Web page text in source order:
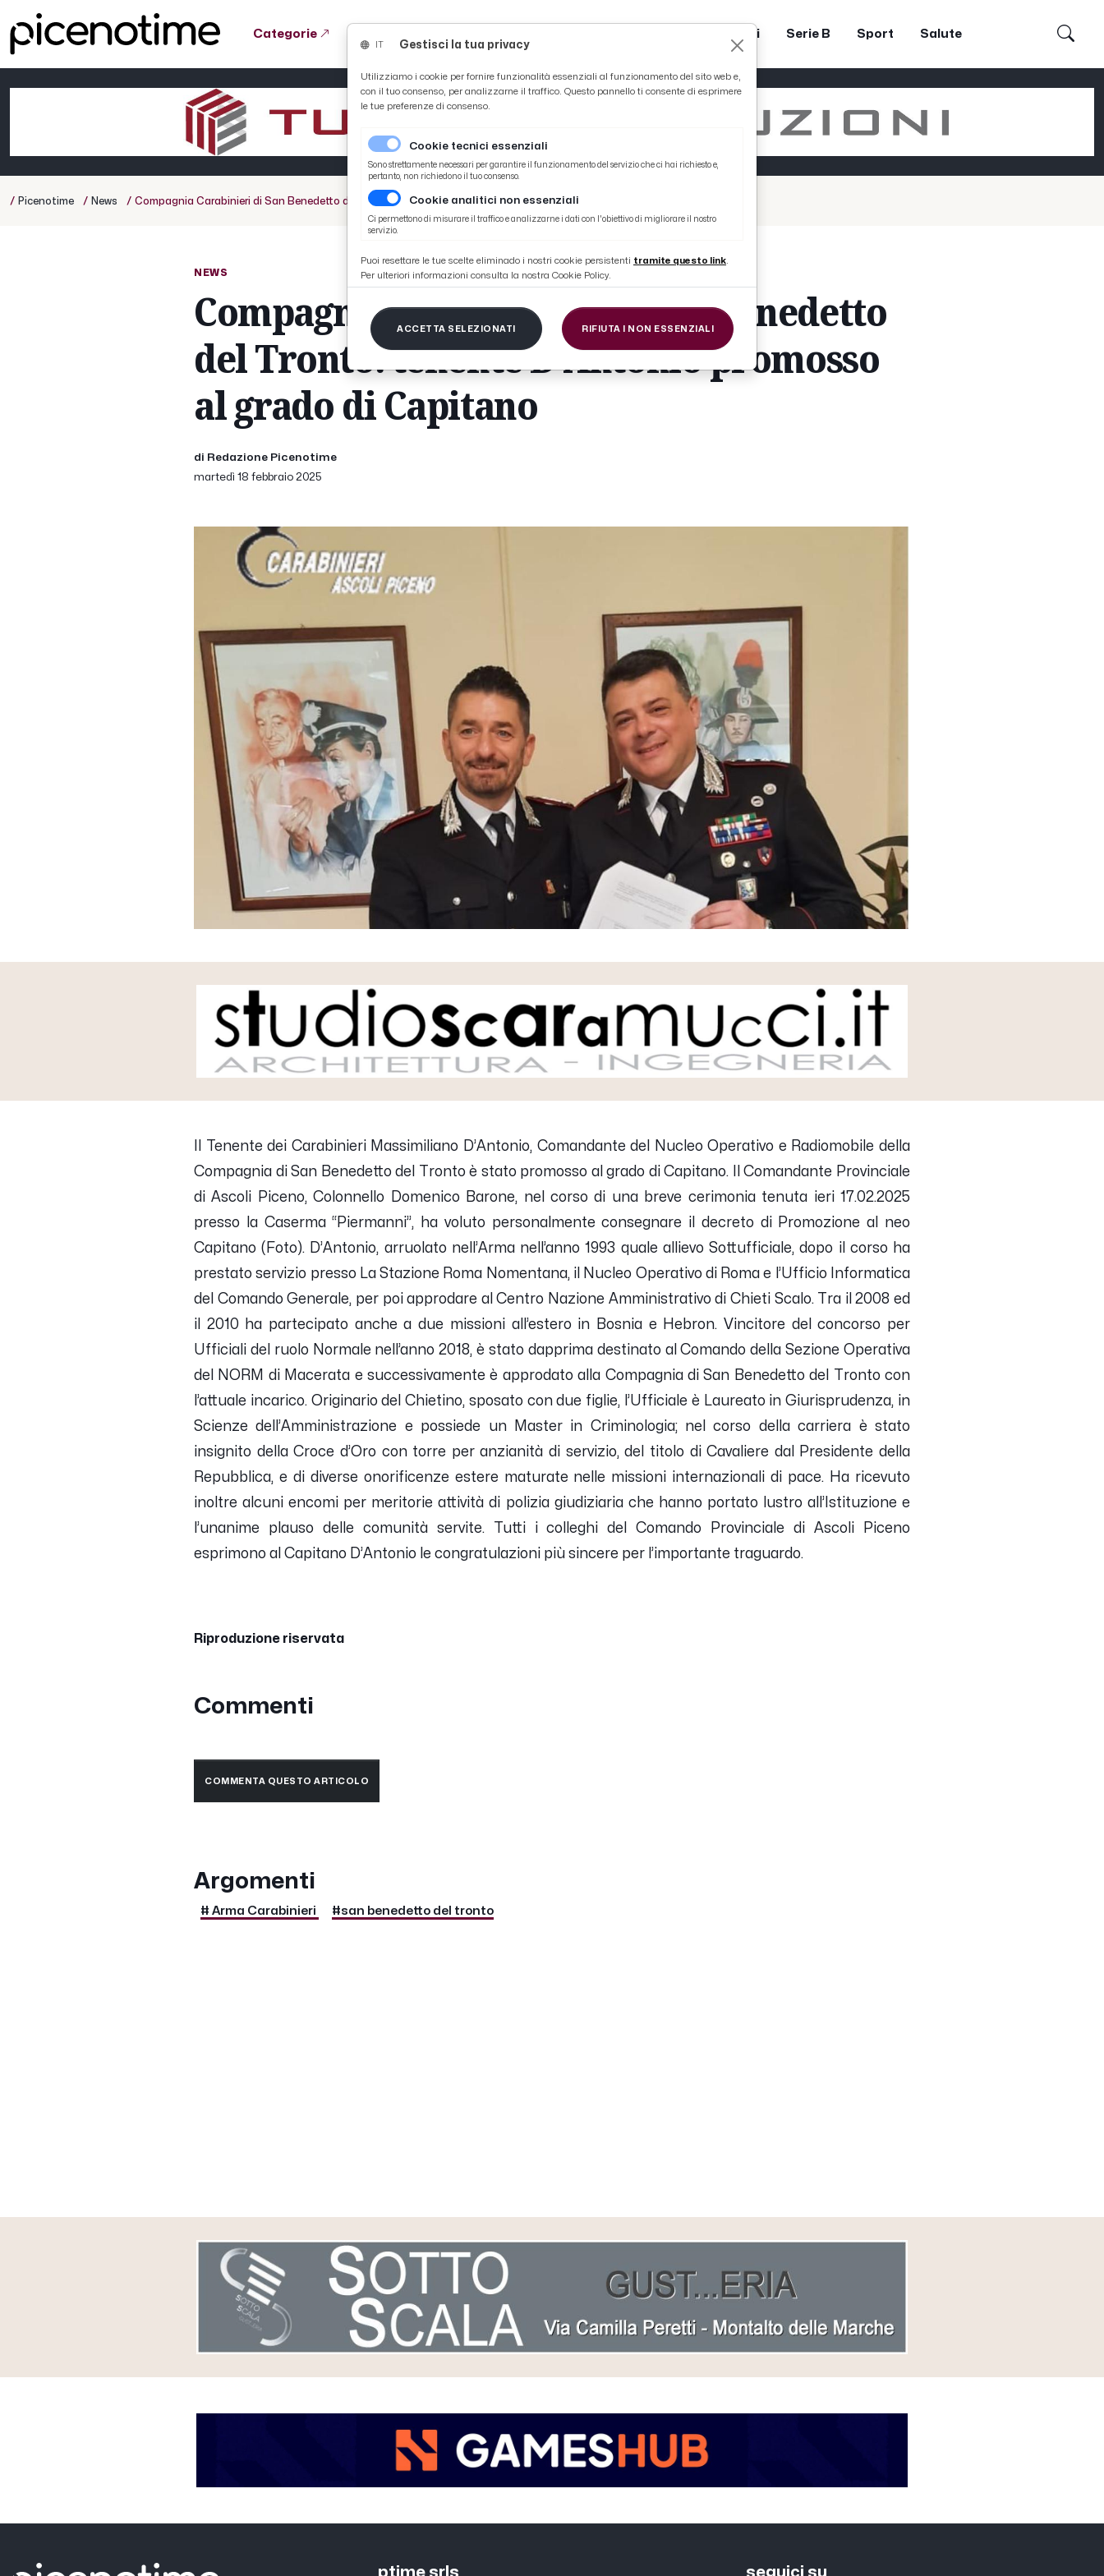
Categorie Coppa Teodori Serie B Sport Salute
/ Picenotime / News / Compagnia Carabinieri di San Benedetto del Tronto: tenente D'Antonio promosso al grado di Capitano
NEWS
Compagnia Carabinieri di San Benedetto
del Tronto: tenente D'Antonio promosso
al grado di Capitano
di Redazione Picenotime
martedì 18 febbraio 2025
Il Tenente dei Carabinieri Massimiliano D’Antonio, Comandante del Nucleo Operativo e Radiomobile della
Compagnia di San Benedetto del Tronto è stato promosso al grado di Capitano. Il Comandante Provinciale
di Ascoli Piceno, Colonnello Domenico Barone, nel corso di una breve cerimonia tenuta ieri 17.02.2025
presso la Caserma “Piermanni”, ha voluto personalmente consegnare il decreto di Promozione al neo
Capitano (Foto). D’Antonio, arruolato nell’Arma nell’anno 1993 quale allievo Sottufficiale, dopo il corso ha
prestato servizio presso La Stazione Roma Nomentana, il Nucleo Operativo di Roma e l’Ufficio Informatica
del Comando Generale, per poi approdare al Centro Nazione Amministrativo di Chieti Scalo. Tra il 2008 ed
il 2010 ha partecipato anche a due missioni all’estero in Bosnia e Hebron. Vincitore del concorso per
Ufficiali del ruolo Normale nell’anno 2018, è stato dapprima destinato al Comando della Sezione Operativa
del NORM di Macerata e successivamente è approdato alla Compagnia di San Benedetto del Tronto con
l’attuale incarico. Originario del Chietino, sposato con due figlie, l’Ufficiale è Laureato in Giurisprudenza, in
Scienze dell’Amministrazione e possiede un Master in Criminologia; nel corso della carriera è stato
insignito della Croce d’Oro con torre per anzianità di servizio, del titolo di Cavaliere dal Presidente della
Repubblica, e di diverse onorificenze estere maturate nelle missioni internazionali di pace. Ha ricevuto
inoltre alcuni encomi per meritorie attività di polizia giudiziaria che hanno portato lustro all’Istituzione e
l’unanime plauso delle comunità servite. Tutti i colleghi del Comando Provinciale di Ascoli Piceno
esprimono al Capitano D’Antonio le congratulazioni più sincere per l’importante traguardo.
Riproduzione riservata
Commenti
COMMENTA QUESTO ARTICOLO
Argomenti
# Arma Carabinieri #san benedetto del tronto
ptime srls seguici su
Gestisci la tua privacy
Utilizziamo i cookie per fornire funzionalità essenziali al funzionamento del sito web e,
con il tuo consenso, per analizzarne il traffico. Questo pannello ti consente di esprimere
le tue preferenze di consenso.
Cookie tecnici essenziali
Sono strettamente necessari per garantire il funzionamento del servizio che ci hai richiesto e,
pertanto, non richiedono il tuo consenso.
Cookie analitici non essenziali
Ci permettono di misurare il traffico e analizzarne i dati con l'obiettivo di migliorare il nostro
servizio.
Puoi resettare le tue scelte eliminado i nostri cookie persistenti tramite questo link.
Per ulteriori informazioni consulta la nostra Cookie Policy.
ACCETTA SELEZIONATI RIFIUTA I NON ESSENZIALI